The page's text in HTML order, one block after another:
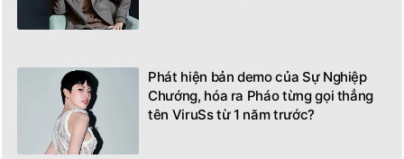
Phát hiện bản demo của Sự Nghiệp
Chướng, hóa ra Pháo từng gọi thẳng
tên ViruSs từ 1 năm trước?